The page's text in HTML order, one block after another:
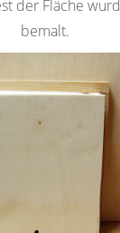
der Fläche
bemalt.